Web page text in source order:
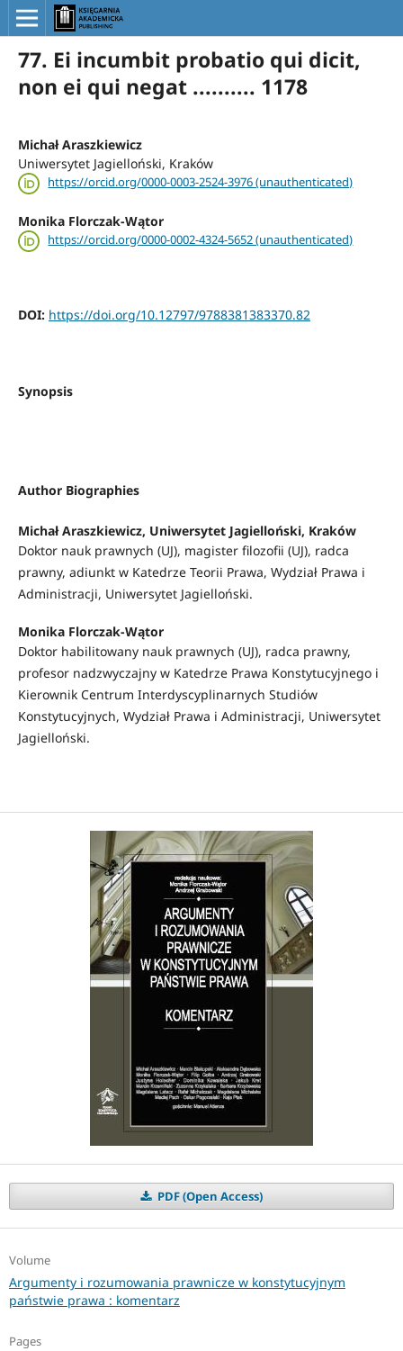
77. Ei incumbit probatio qui dicit,
non ei qui negat .......... 1178
Michał Araszkiewicz
Uniwersytet Jagielloński, Kraków
https://orcid.org/0000-0003-2524-3976 (unauthenticated)
Monika Florczak-Wątor
https://orcid.org/0000-0002-4324-5652 (unauthenticated)
DOI: https://doi.org/10.12797/9788381383370.82
Synopsis
Author Biographies
Michał Araszkiewicz, Uniwersytet Jagielloński, Kraków
Doktor nauk prawnych (UJ), magister filozofii (UJ), radca
prawny, adiunkt w Katedrze Teorii Prawa, Wydział Prawa i
Administracji, Uniwersytet Jagielloński.
Monika Florczak-Wątor
Doktor habilitowany nauk prawnych (UJ), radca prawny,
profesor nadzwyczajny w Katedrze Prawa Konstytucyjnego i
Kierownik Centrum Interdyscyplinarnych Studiów
Konstytucyjnych, Wydział Prawa i Administracji, Uniwersytet
Jagielloński.
PDF (Open Access)
Volume
Argumenty i rozumowania prawnicze w konstytucyjnym
państwie prawa : komentarz
Pages